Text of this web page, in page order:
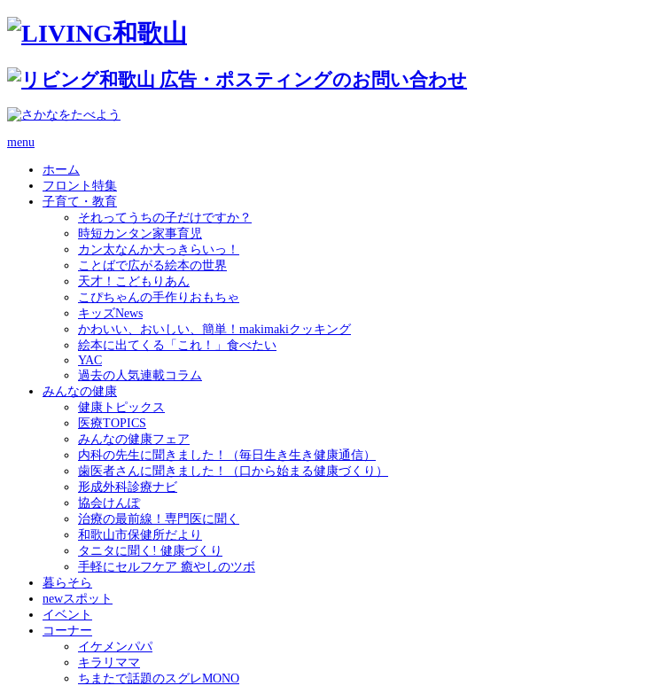
menu
ホーム
フロント特集
子育て・教育
それってうちの子だけですか？
時短カンタン家事育児
カン太なんか大っきらいっ！
ことばで広がる絵本の世界
天才！こどもりあん
こぴちゃんの手作りおもちゃ
キッズNews
かわいい、おいしい、簡単！makimakiクッキング
絵本に出てくる「これ！」食べたい
YAC
過去の人気連載コラム
みんなの健康
健康トピックス
医療TOPICS
みんなの健康フェア
内科の先生に聞きました！（毎日生き生き健康通信）
歯医者さんに聞きました！（口から始まる健康づくり）
形成外科診療ナビ
協会けんぽ
治療の最前線！専門医に聞く
和歌山市保健所だより
タニタに聞く! 健康づくり
手軽にセルフケア 癒やしのツボ
暮らそら
newスポット
イベント
コーナー
イケメンパパ
キラリママ
ちまたで話題のスグレMONO